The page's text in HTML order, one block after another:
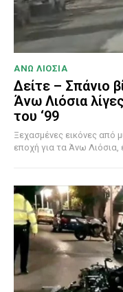
ΑΝΩ ΛΙΟΣΙΑ
Δείτε – Σπάνιο
Άνω Λιόσια
του ‘99
Ξεχασμένες εικόνες από
εποχή για τα Άνω Λιόσια,